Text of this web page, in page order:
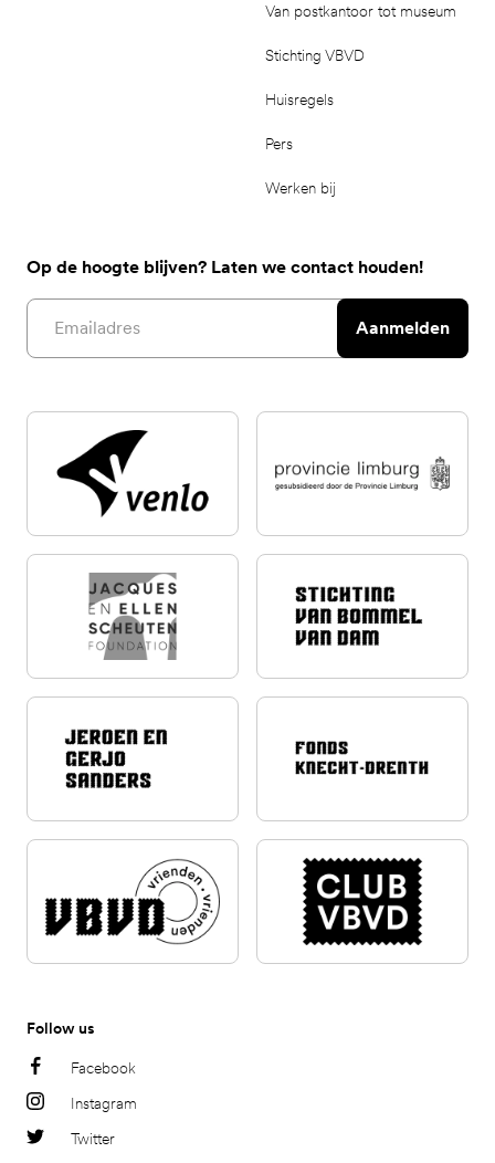
Van postkantoor tot museum
Stichting VBVD
Huisregels
Pers
Werken bij
Op de hoogte blijven? Laten we contact houden!
Email address
Aanmelden
Follow us
Facebook
Instagram
Twitter